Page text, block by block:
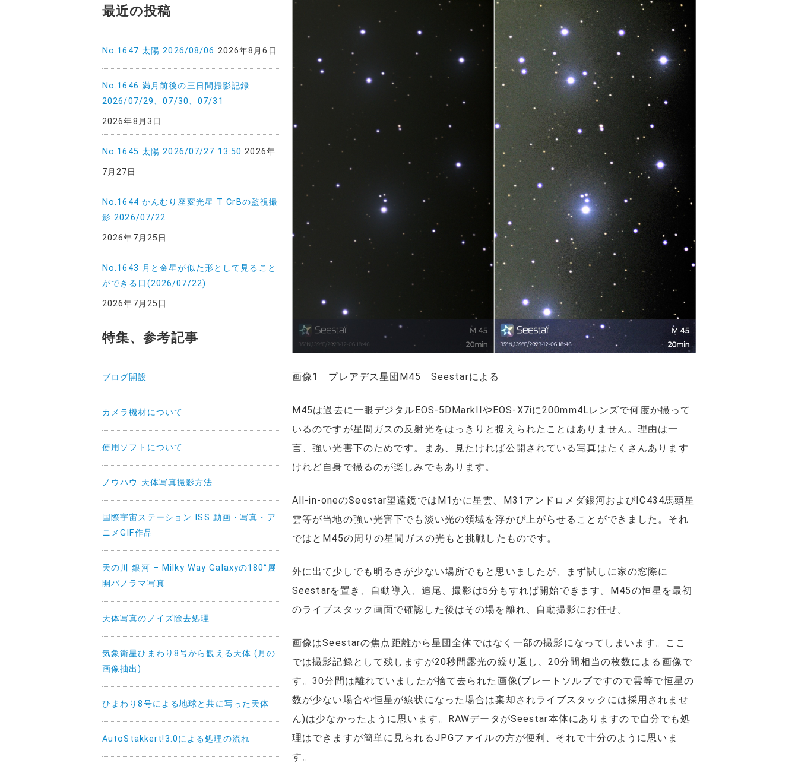
画像1 プレアデス星団M45 Seestarによる
M45は過去に一眼デジタルEOS-5DMarkIIやEOS-X7iに200mm4Lレンズで何度か撮って
いるのですが星間ガスの反射光をはっきりと捉えられたことはありません。理由は一
言、強い光害下のためです。まあ、見たければ公開されている写真はたくさんあります
けれど自身で撮るのが楽しみでもあります。
All-in-oneのSeestar望遠鏡ではM1かに星雲、M31アンドロメダ銀河およびIC434馬頭星
雲等が当地の強い光害下でも淡い光の領域を浮かび上がらせることができました。それ
ではとM45の周りの星間ガスの光もと挑戦したものです。
外に出て少しでも明るさが少ない場所でもと思いましたが、まず試しに家の窓際に
Seestarを置き、自動導入、追尾、撮影は5分もすれば開始できます。M45の恒星を最初
のライブスタック画面で確認した後はその場を離れ、自動撮影にお任せ。
画像はSeestarの焦点距離から星団全体ではなく一部の撮影になってしまいます。ここ
では撮影記録として残しますが20秒間露光の繰り返し、20分間相当の枚数による画像で
す。30分間は離れていましたが捨て去られた画像(プレートソルブですので雲等で恒星の
数が少ない場合や恒星が線状になった場合は棄却されライブスタックには採用されませ
ん)は少なかったように思います。RAWデータがSeestar本体にありますので自分でも処
理はできますが簡単に見られるJPGファイルの方が便利、それで十分のように思いま
す。
最近の投稿
No.1647 太陽 2026/08/06 2026年8月6日
No.1646 満月前後の三日間撮影記録
2026/07/29、07/30、07/31
2026年8月3日
No.1645 太陽 2026/07/27 13:50 2026年
7月27日
No.1644 かんむり座変光星 T CrBの監視撮
影 2026/07/22
2026年7月25日
No.1643 月と金星が似た形として見ること
ができる日(2026/07/22)
2026年7月25日
特集、参考記事
ブログ開設
カメラ機材について
使用ソフトについて
ノウハウ 天体写真撮影方法
国際宇宙ステーション ISS 動画・写真・ア
ニメGIF作品
天の川 銀河 – Milky Way Galaxyの180°展
開パノラマ写真
天体写真のノイズ除去処理
気象衛星ひまわり8号から観える天体 (月の
画像抽出)
ひまわり8号による地球と共に写った天体
AutoStakkert!3.0による処理の流れ